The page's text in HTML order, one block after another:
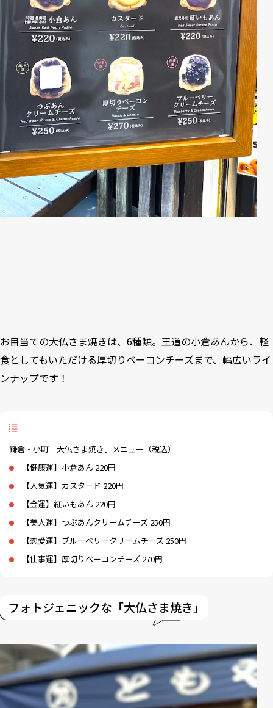
お目当ての大仏さま焼きは、6種類。王道の小倉あんから、軽
食としてもいただける厚切りベーコンチーズまで、幅広いライ
ンナップです！
鎌倉・小町「大仏さま焼き」メニュー（税込）
【健康運】小倉あん 220円
【人気運】カスタード 220円
【金運】紅いもあん 220円
【美人運】つぶあんクリームチーズ 250円
【恋愛運】ブルーベリークリームチーズ 250円
【仕事運】厚切りベーコンチーズ 270円
フォトジェニックな「大仏さま焼き」